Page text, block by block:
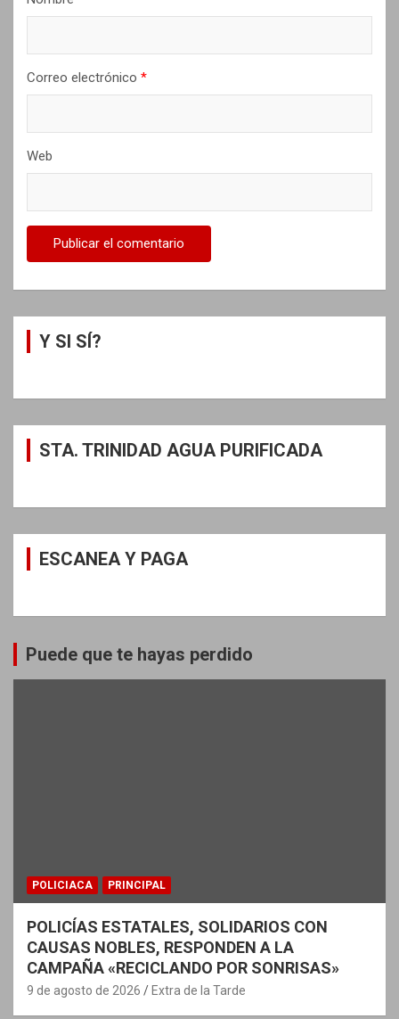
Correo electrónico *
Web
Y SI SÍ?
STA. TRINIDAD AGUA PURIFICADA
ESCANEA Y PAGA
Puede que te hayas perdido
POLICIACA PRINCIPAL
POLICÍAS ESTATALES, SOLIDARIOS CON
CAUSAS NOBLES, RESPONDEN A LA
CAMPAÑA «RECICLANDO POR SONRISAS»
9 de agosto de 2026 Extra de la Tarde